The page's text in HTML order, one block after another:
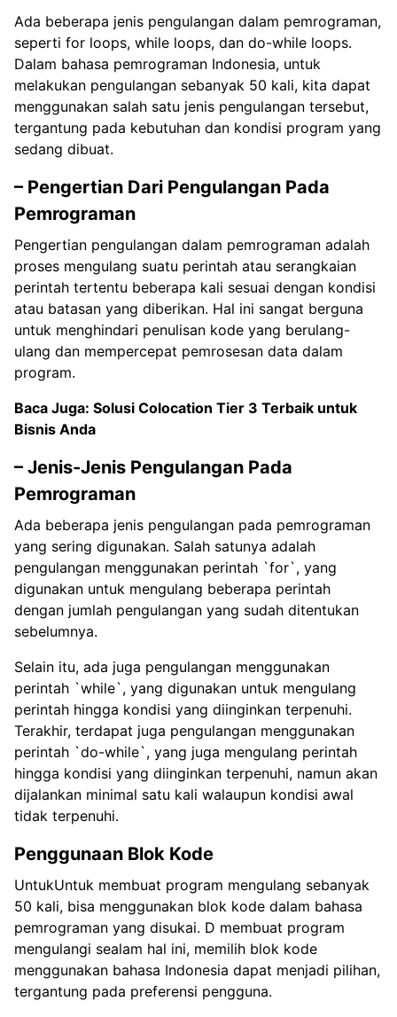
Ada beberapa jenis pengulangan dalam pemrograman,
seperti for loops, while loops, dan do-while loops.
Dalam bahasa pemrograman Indonesia, untuk
melakukan pengulangan sebanyak 50 kali, kita dapat
menggunakan salah satu jenis pengulangan tersebut,
tergantung pada kebutuhan dan kondisi program yang
sedang dibuat.
– Pengertian Dari Pengulangan Pada
Pemrograman
Pengertian pengulangan dalam pemrograman adalah
proses mengulang suatu perintah atau serangkaian
perintah tertentu beberapa kali sesuai dengan kondisi
atau batasan yang diberikan. Hal ini sangat berguna
untuk menghindari penulisan kode yang berulang-
ulang dan mempercepat pemrosesan data dalam
program.
Baca Juga: Solusi Colocation Tier 3 Terbaik untuk
Bisnis Anda
– Jenis-Jenis Pengulangan Pada
Pemrograman
Ada beberapa jenis pengulangan pada pemrograman
yang sering digunakan. Salah satunya adalah
pengulangan menggunakan perintah `for`, yang
digunakan untuk mengulang beberapa perintah
dengan jumlah pengulangan yang sudah ditentukan
sebelumnya.
Selain itu, ada juga pengulangan menggunakan
perintah `while`, yang digunakan untuk mengulang
perintah hingga kondisi yang diinginkan terpenuhi.
Terakhir, terdapat juga pengulangan menggunakan
perintah `do-while`, yang juga mengulang perintah
hingga kondisi yang diinginkan terpenuhi, namun akan
dijalankan minimal satu kali walaupun kondisi awal
tidak terpenuhi.
Penggunaan Blok Kode
UntukUntuk membuat program mengulang sebanyak
50 kali, bisa menggunakan blok kode dalam bahasa
pemrograman yang disukai. D membuat program
mengulangi sealam hal ini, memilih blok kode
menggunakan bahasa Indonesia dapat menjadi pilihan,
tergantung pada preferensi pengguna.